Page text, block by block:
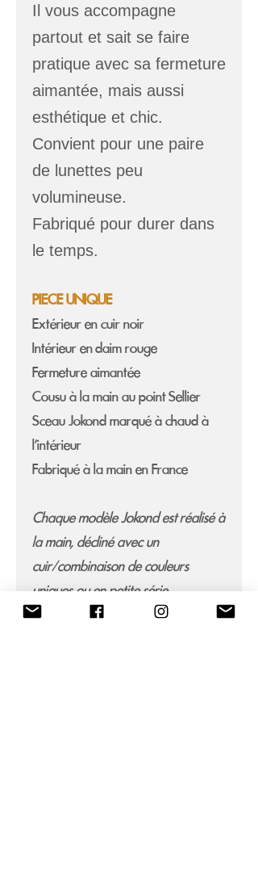
Il vous accompagne
partout et sait se faire
pratique avec sa fermeture
aimantée, mais aussi
esthétique et chic.
Convient pour une paire
de lunettes peu
volumineuse.
Fabriqué pour durer dans
le temps.
PIECE UNIQUE
Extérieur en cuir noir
Intérieur en daim rouge
Fermeture aimantée
Cousu à la main au point Sellier
Sceau Jokond marqué à chaud à
l'intérieur
Fabriqué à la main en France
Chaque modèle Jokond est réalisé à
la main, décliné avec un
cuir/combinaison de couleurs
uniques ou en petite série.